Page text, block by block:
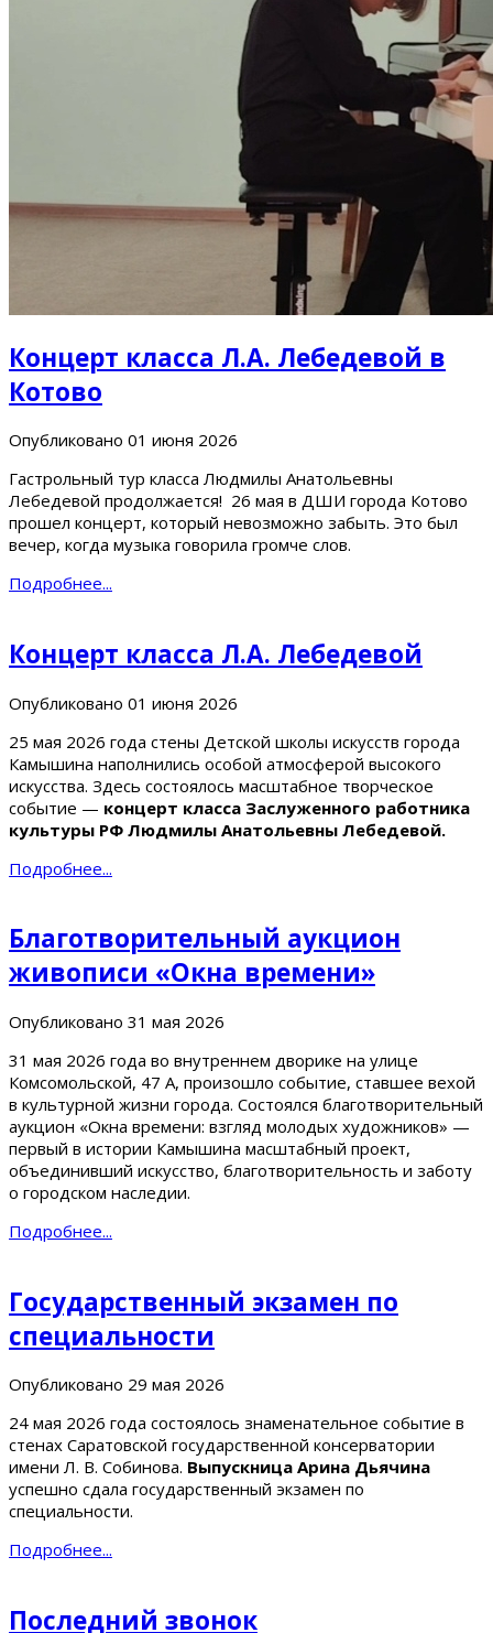
Концерт класса Л.А. Лебедевой в
Котово
Опубликовано 01 июня 2026
Гастрольный тур класса Людмилы Анатольевны
Лебедевой продолжается! 26 мая в ДШИ города Котово
прошел концерт, который невозможно забыть. Это был
вечер, когда музыка говорила громче слов.
Подробнее...
Концерт класса Л.А. Лебедевой
Опубликовано 01 июня 2026
25 мая 2026 года стены Детской школы искусств города
Камышина наполнились особой атмосферой высокого
искусства. Здесь состоялось масштабное творческое
событие — концерт класса Заслуженного работника
культуры РФ Людмилы Анатольевны Лебедевой.
Подробнее...
Благотворительный аукцион
живописи «Окна времени»
Опубликовано 31 мая 2026
31 мая 2026 года во внутреннем дворике на улице
Комсомольской, 47 А, произошло событие, ставшее вехой
в культурной жизни города. Состоялся благотворительный
аукцион «Окна времени: взгляд молодых художников» —
первый в истории Камышина масштабный проект,
объединивший искусство, благотворительность и заботу
о городском наследии.
Подробнее...
Государственный экзамен по
специальности
Опубликовано 29 мая 2026
24 мая 2026 года состоялось знаменательное событие в
стенах Саратовской государственной консерватории
имени Л. В. Собинова. Выпускница Арина Дьячина
успешно сдала государственный экзамен по
специальности.
Подробнее...
Последний звонок